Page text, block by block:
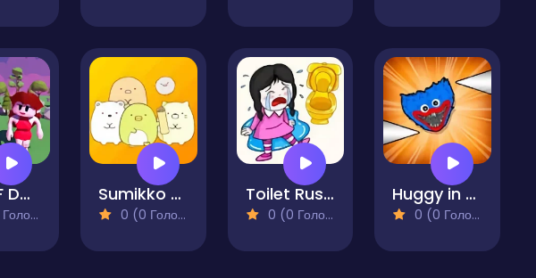
GF FNF Dance Fight Sumikko Gurashi
0 (0 Голосів)
Toilet Rush Draw To Pee
0 (0 Голосів)
Huggy in the Tower
0 (0 Голосів)